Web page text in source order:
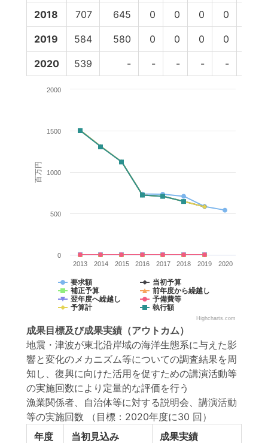
2018 707 645 0 0 0 0
2019 584 580 0 0 0 0
2020 539 - - - - -
百万円
要求額
当初予算
補正予算
前年度から繰越し
翌年度へ繰越し
予備費等
予算計
執行額
2013 2014 2015 2016 2017 2018 2019 2020
0
500
1000
1500
2000
Highcharts.com
成果目標及び成果実績 （アウトカム）
地震・津波が東北沿岸域の海洋生態系に与えた影
響と変化のメカニズム等についての調査結果を周
知し、復興に向けた活用を促すための講演活動等
の実施回数により定量的な評価を行う
漁業関係者、自治体等に対する説明会、講演活動
等の実施回数
（目標：2020年度に30 回）
年度
当初見込み 成果実績